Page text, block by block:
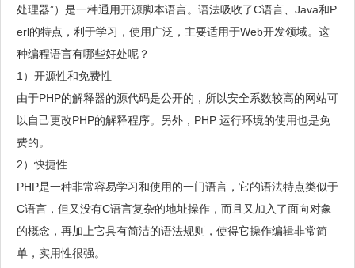
处理器”）是一种通用开源脚本语言。语法吸收了C语言、Java和P
erl的特点，利于学习，使用广泛，主要适用于Web开发领域。这
种编程语言有哪些好处呢？
1）开源性和免费性
由于PHP的解释器的源代码是公开的，所以安全系数较高的网站可
以自己更改PHP的解释程序。另外，PHP 运行环境的使用也是免
费的。
2）快捷性
PHP是一种非常容易学习和使用的一门语言，它的语法特点类似于
C语言，但又没有C语言复杂的地址操作，而且又加入了面向对象
的概念，再加上它具有简洁的语法规则，使得它操作编辑非常简
单，实用性很强。